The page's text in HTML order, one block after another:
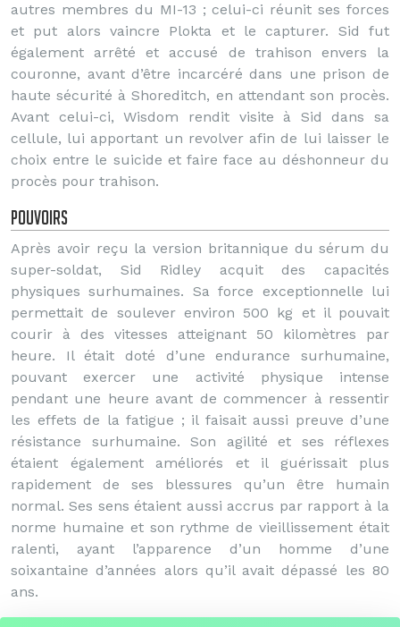
autres membres du MI-13 ; celui-ci réunit ses forces
et put alors vaincre Plokta et le capturer. Sid fut
également arrêté et accusé de trahison envers la
couronne, avant d’être incarcéré dans une prison de
haute sécurité à Shoreditch, en attendant son procès.
Avant celui-ci, Wisdom rendit visite à Sid dans sa
cellule, lui apportant un revolver afin de lui laisser le
choix entre le suicide et faire face au déshonneur du
procès pour trahison.
Pouvoirs
Après avoir reçu la version britannique du sérum du
super-soldat, Sid Ridley acquit des capacités
physiques surhumaines. Sa force exceptionnelle lui
permettait de soulever environ 500 kg et il pouvait
courir à des vitesses atteignant 50 kilomètres par
heure. Il était doté d’une endurance surhumaine,
pouvant exercer une activité physique intense
pendant une heure avant de commencer à ressentir
les effets de la fatigue ; il faisait aussi preuve d’une
résistance surhumaine. Son agilité et ses réflexes
étaient également améliorés et il guérissait plus
rapidement de ses blessures qu’un être humain
normal. Ses sens étaient aussi accrus par rapport à la
norme humaine et son rythme de vieillissement était
ralenti, ayant l’apparence d’un homme d’une
soixantaine d’années alors qu’il avait dépassé les 80
ans.